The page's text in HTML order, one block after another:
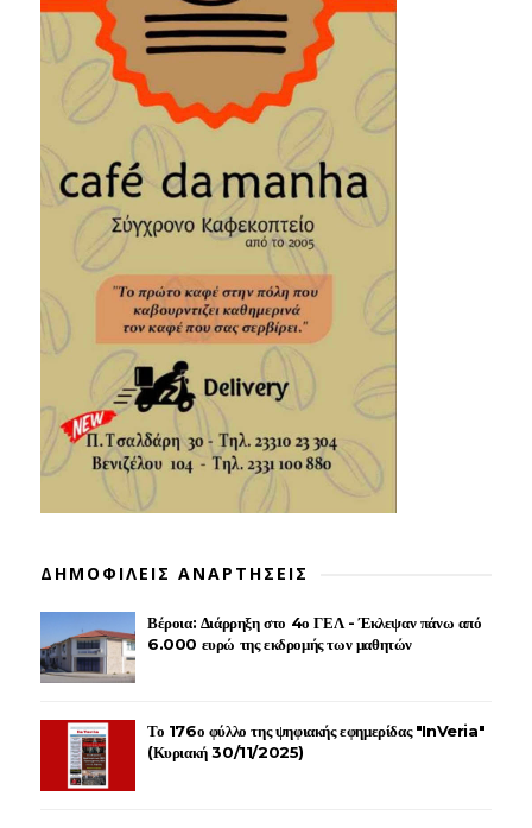
ΔΗΜΟΦΙΛΕΙΣ ΑΝΑΡΤΗΣΕΙΣ
Βέροια: Διάρρηξη στο 4ο ΓΕΛ - Έκλεψαν πάνω από
6.000 ευρώ της εκδρομής των μαθητών
Το 176ο φύλλο της ψηφιακής εφημερίδας "InVeria"
(Κυριακή 30/11/2025)